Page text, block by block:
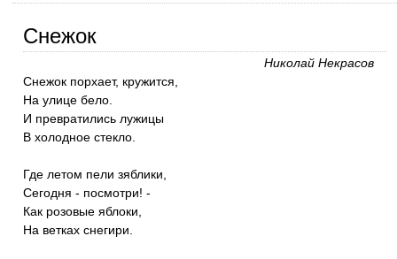
Снежок
Николай Некрасов
Снежок порхает, кружится,
На улице бело.
И превратились лужицы
В холодное стекло.
Где летом пели зяблики,
Сегодня - посмотри! -
Как розовые яблоки,
На ветках снегири.